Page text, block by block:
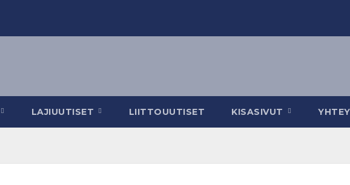
LAJIUUTISET LIITTOUUTISET KISASIVUT